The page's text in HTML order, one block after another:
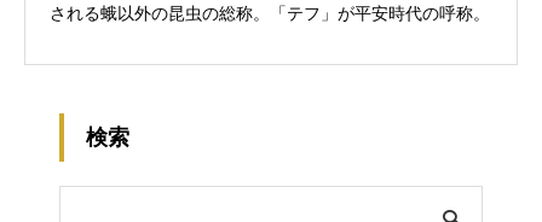
される蛾以外の昆虫の総称。「テフ」が平安時代の呼称。
検索